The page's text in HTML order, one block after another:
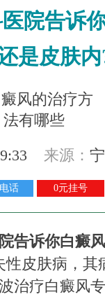
院告诉
是皮肤
来源：
话 0元挂号
告诉你白癜
性皮肤病，其
治疗白癜风